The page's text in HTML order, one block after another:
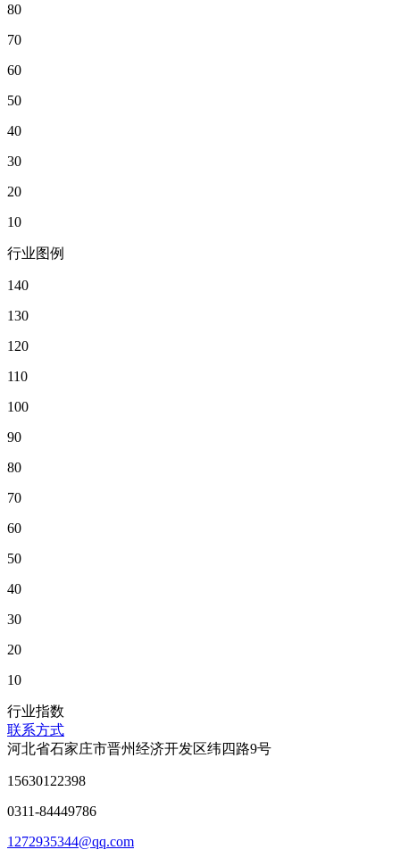
80
70
60
50
40
30
20
10
行业图例
140
130
120
110
100
90
80
70
60
50
40
30
20
10
行业指数
联系方式
河北省石家庄市晋州经济开发区纬四路9号
15630122398
0311-84449786
1272935344@qq.com